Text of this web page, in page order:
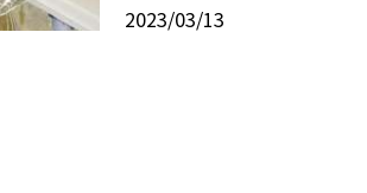
2023/03/13